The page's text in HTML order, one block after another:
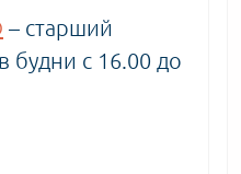
– старший
будни с 16.00 до